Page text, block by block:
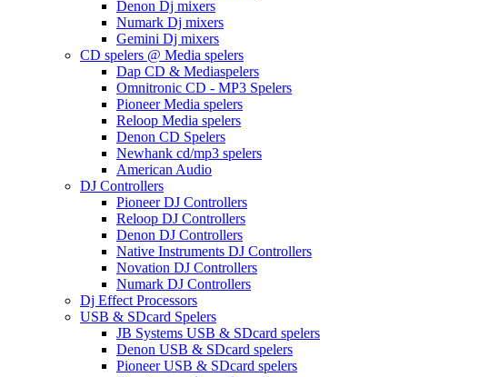
Denon Dj mixers
Numark Dj mixers
Gemini Dj mixers
CD spelers @ Media spelers
Dap CD & Mediaspelers
Omnitronic CD - MP3 Spelers
Pioneer Media spelers
Reloop Media spelers
Denon CD Spelers
Newhank cd/mp3 spelers
American Audio
DJ Controllers
Pioneer DJ Controllers
Reloop DJ Controllers
Denon DJ Controllers
Native Instruments DJ Controllers
Novation DJ Controllers
Numark DJ Controllers
Dj Effect Processors
USB & SDcard Spelers
JB Systems USB & SDcard spelers
Denon USB & SDcard spelers
Pioneer USB & SDcard spelers